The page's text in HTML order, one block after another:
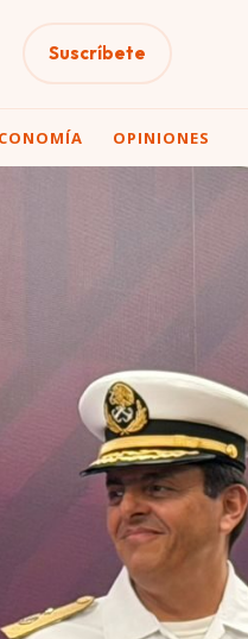
Suscríbete
OPINIONES